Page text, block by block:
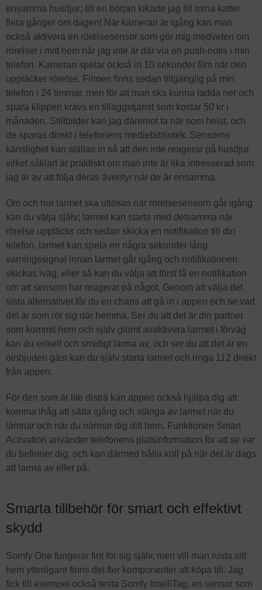
ensamma husdjur; till en början kikade jag till mina katter
flera gånger om dagen! När kameran är igång kan man
också aktivera en rörelsesensor som gör mig medveten om
rörelser i mitt hem när jag inte är där via en push-notis i min
telefon. Kameran spelar också in 10 sekunder film när den
upptäcker rörelse. Filmen finns sedan tillgänglig på min
telefon i 24 timmar, men för att man ska kunna ladda ner och
spara klippen krävs en tilläggstjänst som kostar 50 kr i
månaden. Stillbilder kan jag däremot ta när som helst, och
de sparas direkt i telefonens mediebibliotek. Sensorns
känslighet kan ställas in så att den inte reagerar på husdjur,
vilket såklart är praktiskt om man inte är lika intresserad som
jag är av att följa deras äventyr när de är ensamma.
Om och hur larmet ska utlösas när rörelsesensorn går igång
kan du välja själv; larmet kan starta med detsamma när
rörelse upptäcks och sedan skicka en notifikation till din
telefon, larmet kan spela en några sekunder lång
varningssignal innan larmet går igång och notifikationen
skickas iväg, eller så kan du välja att först få en notifikation
om att sensorn har reagerat på något. Genom att välja det
sista alternativet får du en chans att gå in i appen och se vad
det är som rör sig där hemma. Ser du att det är din partner
som kommit hem och själv glömt avaktivera larmet i förväg
kan du enkelt och smidigt larma av, och ser du att det är en
oinbjuden gäst kan du själv starta larmet och ringa 112 direkt
från appen.
För den som är lite disträ kan appen också hjälpa dig att
komma ihåg att sätta igång och stänga av larmet när du
lämnar och när du närmar dig ditt hem. Funktionen Smart
Activation använder telefonens platsinformation för att se var
du befinner dig, och kan därmed hålla koll på när det är dags
att larma av eller på.
Smarta tillbehör för smart och effektivt
skydd
Somfy One fungerar fint för sig själv, men vill man rusta sitt
hem ytterligare finns det fler komponenter att köpa till. Jag
fick till exempel också testa Somfy IntelliTag, en sensor som